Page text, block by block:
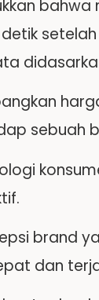
sebuah
brand
dan